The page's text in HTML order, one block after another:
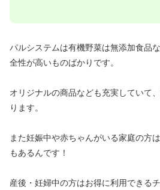
パルシステムは有機野菜は無添加食品
全性が高いものばかりです。
オリジナルの商品なども充実していて
ります。
また妊娠中や赤ちゃんがいる家庭の方
もあるんです！
産後・妊婦中の方はお得に利用できる